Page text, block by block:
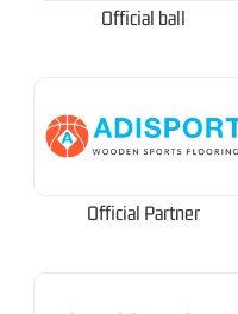
Official ball
Official Partner